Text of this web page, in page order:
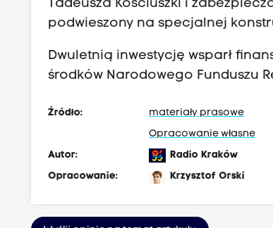
Tadeusza Kościuszki i
podwieszony na specjalnej
Dwuletnią inwestycję wsparł
środków Narodowego Funduszu
Źródło:
materiały prasowe
Opracowanie własne
Autor:
Radio Kraków
Opracowanie:
Krzysztof Orski